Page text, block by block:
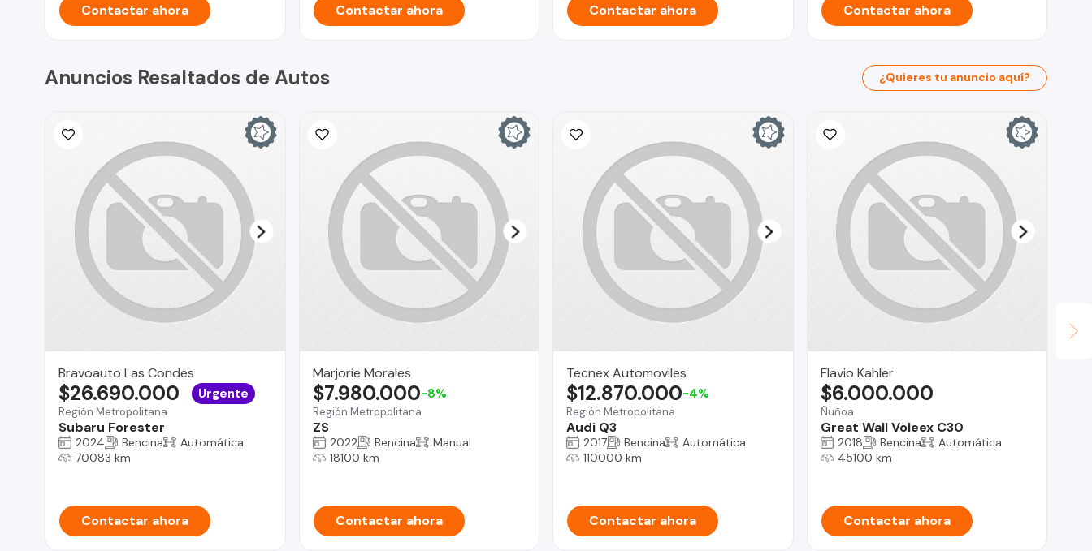
Contactar ahora Contactar ahora Contactar ahora Contactar ahora
Anuncios Resaltados de Autos ¿Quieres tu anuncio aquí?
Bravoauto Las Condes
Región Metropolitana
Subaru Forester
$26.690.000 Urgente
2024 Bencina
Automática
70083 km
Contactar ahora
Marjorie Morales
Región Metropolitana
ZS
$7.980.000-8%
2022 Bencina
Manual
18100 km
Contactar ahora
Tecnex Automoviles
Región Metropolitana
Audi Q3
$12.870.000-4%
2017 Bencina
Automática
110000 km
Contactar ahora
Flavio Kahler
Ñuñoa
Great Wall Voleex C30
$6.000.000
2018 Bencina
Automática
45100 km
Contactar ahora
La